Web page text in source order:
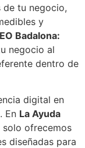
tu negocio,
y
Badalona:
negocio al
dentro de
digital en
En La Ayuda
solo ofrecemos
diseñadas para